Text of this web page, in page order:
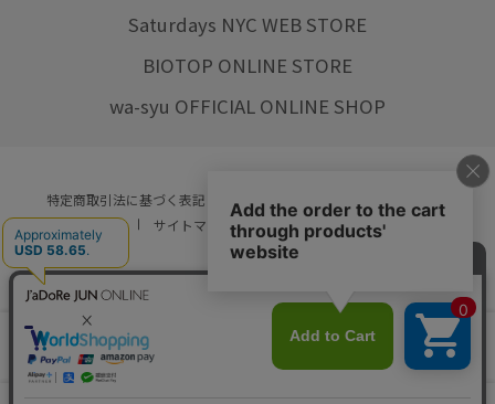
Saturdays NYC WEB STORE
BIOTOP ONLINE STORE
wa-syu OFFICIAL ONLINE SHOP
特定商取引法に基づく表記 プライバシーポリシー
ご利用規約
サイトマップ リクルート ご利用ガイド
© JUN CO.,LTD. ALL RIGHTS RESERVED.
店舗在庫
をみる
カートに入れる